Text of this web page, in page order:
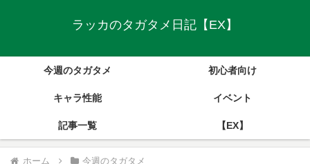
ラッカのタガタメ日記【EX】
今週のタガタメ 初心者向け
キャラ性能 イベント
記事一覧 【EX】
ホーム 今週のタガタメ